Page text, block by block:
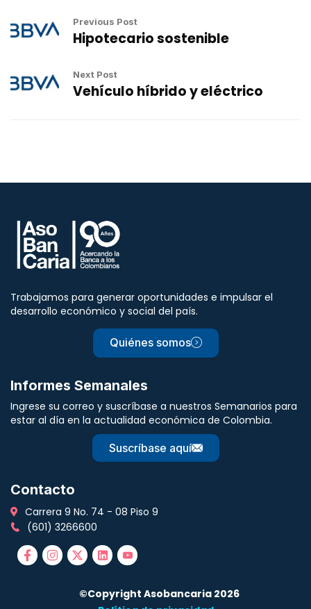
Previous Post
Hipotecario sostenible
Next Post
Vehículo híbrido y eléctrico
Trabajamos para generar oportunidades e impulsar el
desarrollo económico y social del país.
Quiénes somos
Informes Semanales
Ingrese su correo y suscríbase a nuestros Semanarios para
estar al día en la actualidad económica de Colombia.
Suscríbase aquí
Contacto
Carrera 9 No. 74 - 08 Piso 9
(601) 3266600
©Copyright Asobancaria 2026